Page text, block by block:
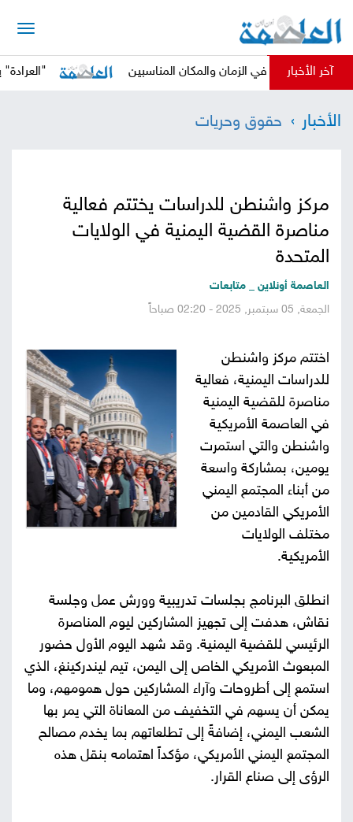
الرئيسية
وتحليلات
صور
من
نحن
إتصل
بنا
البحث
آخر الأخبار
الحوثي في الزمان والمكان المناسبين "العرادة" يدعو
الأخبار حقوق وحريات
مركز واشنطن للدراسات يختتم فعالية
مناصرة القضية اليمنية في الولايات
المتحدة
العاصمة أونلاين _ متابعات
الجمعة, 05 سبتمبر, 2025 - 02:20 صباحاً
اختتم مركز واشنطن
للدراسات اليمنية، فعالية
مناصرة للقضية اليمنية
في العاصمة الأمريكية
واشنطن والتي استمرت
يومين، بمشاركة واسعة
من أبناء المجتمع اليمني
الأمريكي القادمين من
مختلف الولايات
الأمريكية.
انطلق البرنامج بجلسات تدريبية وورش عمل وجلسة
نقاش، هدفت إلى تجهيز المشاركين ليوم المناصرة
الرئيسي للقضية اليمنية. وقد شهد اليوم الأول حضور
المبعوث الأمريكي الخاص إلى اليمن، تيم ليندركينغ، الذي
استمع إلى أطروحات وآراء المشاركين حول همومهم، وما
يمكن أن يسهم في التخفيف من المعاناة التي يمر بها
الشعب اليمني، إضافةً إلى تطلعاتهم بما يخدم مصالح
المجتمع اليمني الأمريكي، مؤكداً اهتمامه بنقل هذه
الرؤى إلى صناع القرار.